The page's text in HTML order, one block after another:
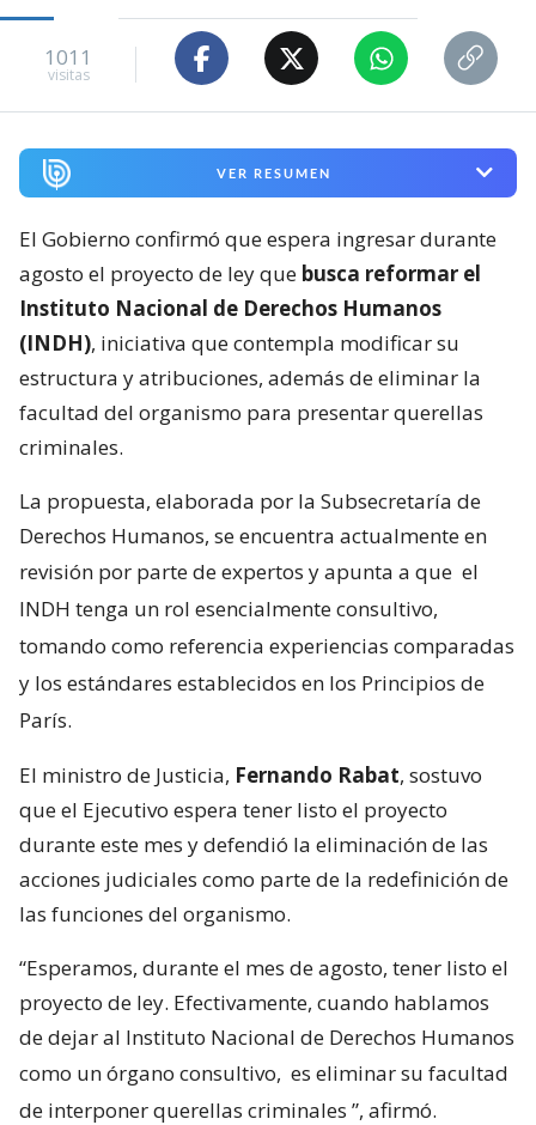
1011
visitas
VER RESUMEN
El Gobierno confirmó que espera ingresar durante
agosto el proyecto de ley que busca reformar el
Instituto Nacional de Derechos Humanos
(INDH), iniciativa que contempla modificar su
estructura y atribuciones, además de eliminar la
facultad del organismo para presentar querellas
criminales.
La propuesta, elaborada por la Subsecretaría de
Derechos Humanos, se encuentra actualmente en
revisión por parte de expertos y apunta a que el
INDH tenga un rol esencialmente consultivo,
tomando como referencia experiencias comparadas
y los estándares establecidos en los Principios de
París.
El ministro de Justicia, Fernando Rabat, sostuvo
que el Ejecutivo espera tener listo el proyecto
durante este mes y defendió la eliminación de las
acciones judiciales como parte de la redefinición de
las funciones del organismo.
“Esperamos, durante el mes de agosto, tener listo el
proyecto de ley. Efectivamente, cuando hablamos
de dejar al Instituto Nacional de Derechos Humanos
como un órgano consultivo, es eliminar su facultad
de interponer querellas criminales ”, afirmó.